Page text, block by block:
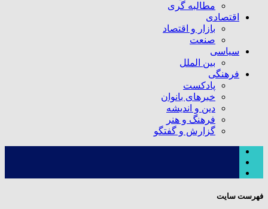
مطالبه گری
اقتصادی
بازار و اقتصاد
صنعت
سیاسی
بین الملل
فرهنگی
پادکست
خبرهای بانوان
دین و اندیشه
فرهنگ و هنر
گزارش و گفتگو
فهرست سایت